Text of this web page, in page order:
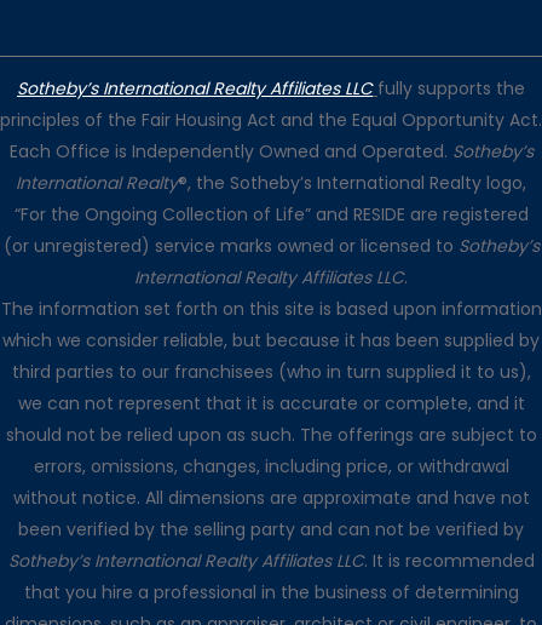
Sotheby’s International Realty Affiliates LLC fully supports the
principles of the Fair Housing Act and the Equal Opportunity Act.
Each Office is Independently Owned and Operated. Sotheby’s
International Realty®, the Sotheby’s International Realty logo,
“For the Ongoing Collection of Life” and RESIDE are registered
(or unregistered) service marks owned or licensed to Sotheby’s
International Realty Affiliates LLC.
The information set forth on this site is based upon information
which we consider reliable, but because it has been supplied by
third parties to our franchisees (who in turn supplied it to us),
we can not represent that it is accurate or complete, and it
should not be relied upon as such. The offerings are subject to
errors, omissions, changes, including price, or withdrawal
without notice. All dimensions are approximate and have not
been verified by the selling party and can not be verified by
Sotheby’s International Realty Affiliates LLC. It is recommended
that you hire a professional in the business of determining